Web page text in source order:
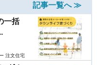
記事一覧へ ≫
一括
注文住宅